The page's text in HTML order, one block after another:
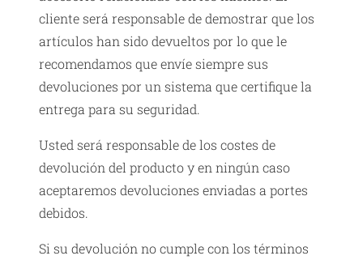
cliente será responsable de demostrar que los
artículos han sido devueltos por lo que le
recomendamos que envíe siempre sus
devoluciones por un sistema que certifique la
entrega para su seguridad.
Usted será responsable de los costes de
devolución del producto y en ningún caso
aceptaremos devoluciones enviadas a portes
debidos.
Si su devolución no cumple con los términos